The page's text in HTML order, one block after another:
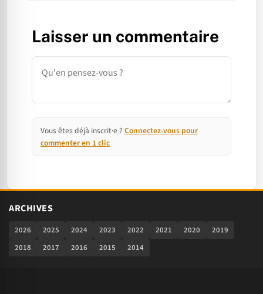
Laisser un commentaire
Commentaire
Vous êtes déjà inscrit·e ? Connectez-vous pour
commenter en 1 clic
ARCHIVES
2026 2025 2024 2023 2022 2021 2020
2019
2018
2017 2016 2015 2014